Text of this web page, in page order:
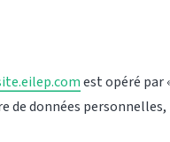
est opéré par
données